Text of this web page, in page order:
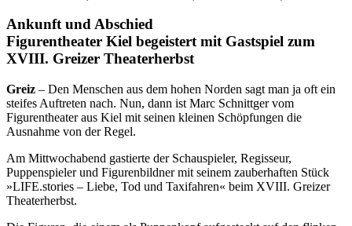
Ankunft und Abschied
Figurentheater Kiel begeistert mit Gastspiel zum
XVIII. Greizer Theaterherbst
Greiz – Den Menschen aus dem hohen Norden sagt man ja oft ein
steifes Auftreten nach. Nun, dann ist Marc Schnittger vom
Figurentheater aus Kiel mit seinen kleinen Schöpfungen die
Ausnahme von der Regel.
Am Mittwochabend gastierte der Schauspieler, Regisseur,
Puppenspieler und Figurenbildner mit seinem zauberhaften Stück
»LIFE.stories – Liebe, Tod und Taxifahren« beim XVIII. Greizer
Theaterherbst.